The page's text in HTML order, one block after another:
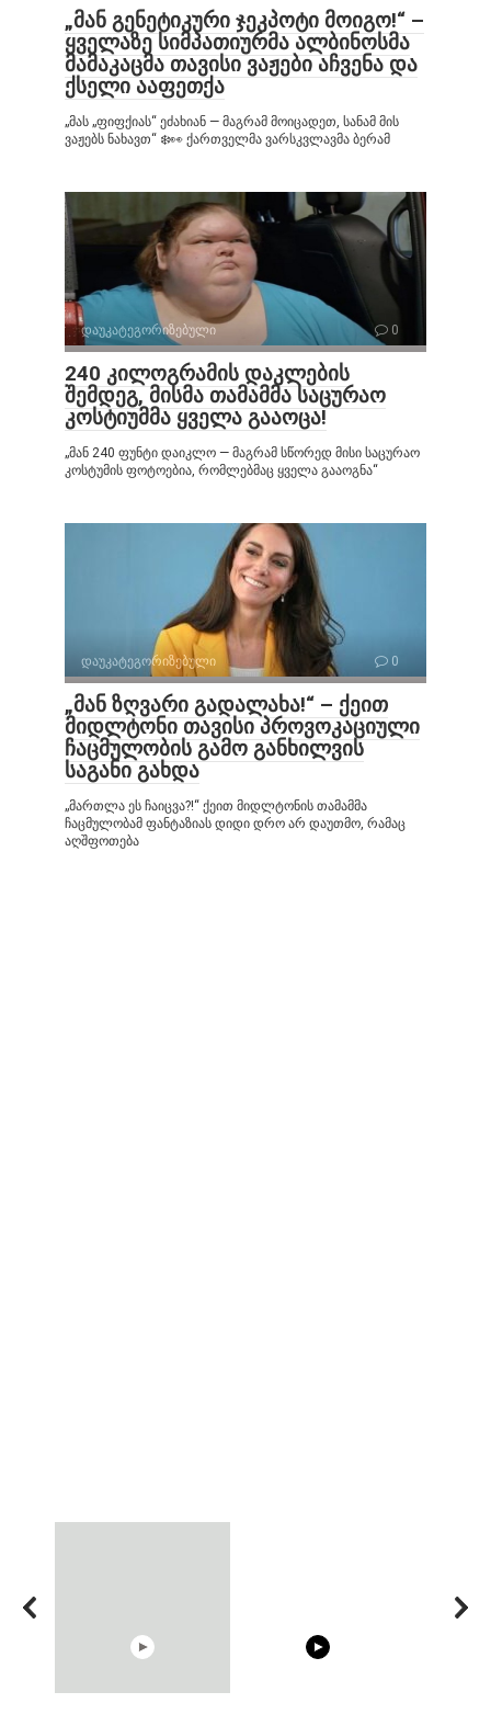
„მან გენეტიკური ჯეკპოტი მოიგო!“ –
ყველაზე სიმპათიურმა ალბინოსმა
მამაკაცმა თავისი ვაჟები აჩვენა და
ქსელი ააფეთქა
„მას „ფიფქიას“ ეძახიან — მაგრამ მოიცადეთ, სანამ მის
ვაჟებს ნახავთ“ ❄️👀 ქართველმა ვარსკვლავმა ბერამ
დაუკატეგორიზებული 0
240 კილოგრამის დაკლების
შემდეგ, მისმა თამამმა საცურაო
კოსტიუმმა ყველა გააოცა!
„მან 240 ფუნტი დაიკლო — მაგრამ სწორედ მისი საცურაო
კოსტუმის ფოტოებია, რომლებმაც ყველა გააოგნა“
დაუკატეგორიზებული 0
„მან ზღვარი გადალახა!“ – ქეით
მიდლტონი თავისი პროვოკაციული
ჩაცმულობის გამო განხილვის
საგანი გახდა
„მართლა ეს ჩაიცვა?!“ ქეით მიდლტონის თამამმა
ჩაცმულობამ ფანტაზიას დიდი დრო არ დაუთმო, რამაც
აღშფოთება